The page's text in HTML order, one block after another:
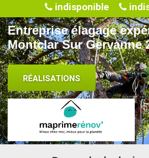
indisponible
Entreprise élagage
Montclar Sur Gervanne
RÉALISATIONS